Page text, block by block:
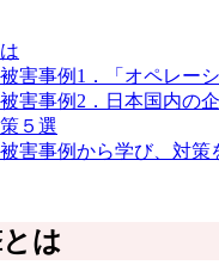
害事例1．「オペレー
害事例2．日本国内の
５選
害事例から学び、対策
は